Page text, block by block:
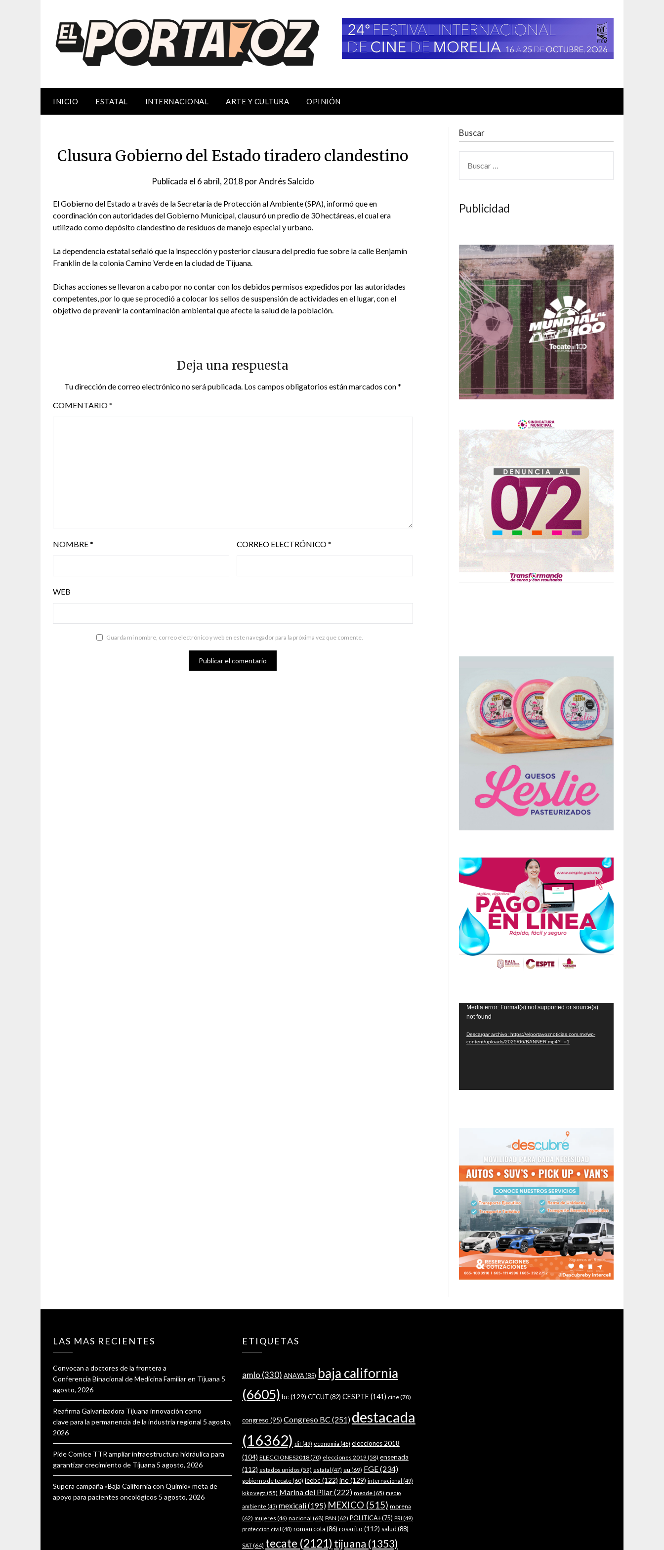
INICIO ESTATAL INTERNACIONAL ARTE Y CULTURA OPINIÓN
Clusura Gobierno del Estado tiradero clandestino
Publicada el 6 abril, 2018 porAndrés Salcido
El Gobierno del Estado a través de la Secretaría de Protección al Ambiente (SPA), informó que en
coordinación con autoridades del Gobierno Municipal, clausuró un predio de 30 hectáreas, el cual era
utilizado como depósito clandestino de residuos de manejo especial y urbano.
La dependencia estatal señaló que la inspección y posterior clausura del predio fue sobre la calle Benjamín
Franklin de la colonia Camino Verde en la ciudad de Tijuana.
Dichas acciones se llevaron a cabo por no contar con los debidos permisos expedidos por las autoridades
competentes, por lo que se procedió a colocar los sellos de suspensión de actividades en el lugar, con el
objetivo de prevenir la contaminación ambiental que afecte la salud de la población.
Deja una respuesta
Tu dirección de correo electrónico no será publicada. Los campos obligatorios están marcados con*
COMENTARIO*
NOMBRE* CORREO ELECTRÓNICO*
WEB
Guarda mi nombre, correo electrónico y web en este navegador para la próxima vez que comente.
Buscar
Publicidad
Reproductor
vídeo
Media error: Format(s) not supported or source(s)
not found
Descargar archivo: https://elportavoznoticias.com.mx/wp-
content/uploads/2025/06/BANNER.mp4?_=1
LAS MAS RECIENTES
Convocan a doctores de la frontera a
Conferencia Binacional de Medicina Familiar en Tijuana 5
agosto, 2026
Reafirma Galvanizadora Tijuana innovación como
clave para la permanencia de la industria regional 5 agosto,
2026
Pide Comice TTR ampliar infraestructura hidráulica para
garantizar crecimiento de Tijuana 5 agosto, 2026
Supera campaña «Baja California con Quimio» meta de
apoyo para pacientes oncológicos 5 agosto, 2026
ETIQUETAS
amlo (330) ANAYA(85) baja california
(6605) bc(129) CECUT(82) CESPTE (141) cine(70)
congreso (95) Congreso BC (251) destacada
(16362) dif(49) economia (45) elecciones 2018
(104) ELECCIONES2018(70) elecciones 2019 (58) ensenada
(112) estados unidos (59) estatal (47) eu (69) FGE(234)
gobierno de tecate(60) ieebc(122) ine(129) internacional (49)
kiko vega (55) Marina del Pilar(222) meade(65) medio
ambiente (43) mexicali(195) MEXICO (515) morena
(62) mujeres (46) nacional (68) PAN (62) POLITICA+(75) PRI (49)
proteccion civil (48) roman cota(86) rosarito (112) salud(88)
SAT(64) tecate (2121) tijuana (1353)